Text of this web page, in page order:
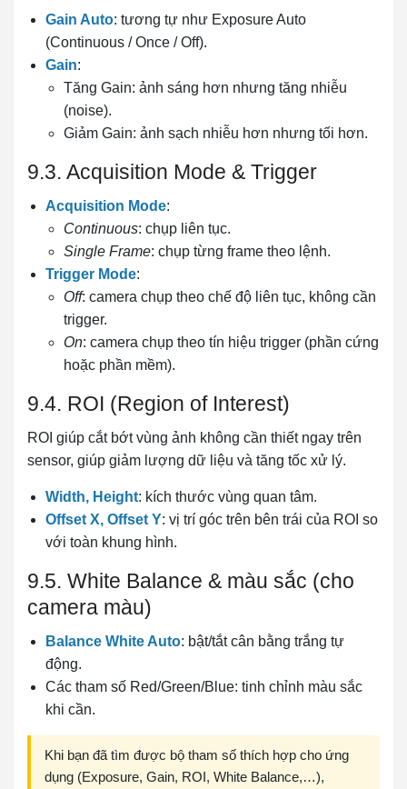
Gain Auto: tương tự như Exposure Auto
(Continuous / Once / Off).
Gain:
Tăng Gain: ảnh sáng hơn nhưng tăng nhiễu
(noise).
Giảm Gain: ảnh sạch nhiễu hơn nhưng tối hơn.
9.3. Acquisition Mode & Trigger
Acquisition Mode:
Continuous: chụp liên tục.
Single Frame: chụp từng frame theo lệnh.
Trigger Mode:
Off: camera chụp theo chế độ liên tục, không cần
trigger.
On: camera chụp theo tín hiệu trigger (phần cứng
hoặc phần mềm).
9.4. ROI (Region of Interest)
ROI giúp cắt bớt vùng ảnh không cần thiết ngay trên
sensor, giúp giảm lượng dữ liệu và tăng tốc xử lý.
Width, Height: kích thước vùng quan tâm.
Offset X, Offset Y: vị trí góc trên bên trái của ROI so
với toàn khung hình.
9.5. White Balance & màu sắc (cho
camera màu)
Balance White Auto: bật/tắt cân bằng trắng tự
động.
Các tham số Red/Green/Blue: tinh chỉnh màu sắc
khi cần.
Khi bạn đã tìm được bộ tham số thích hợp cho ứng
dụng (Exposure, Gain, ROI, White Balance,…),